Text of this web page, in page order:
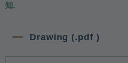
知.
Drawing (.pdf )